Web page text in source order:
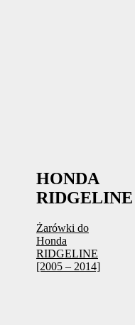
HONDA
RIDGELINE
Żarówki do
Honda
RIDGELINE
[2005 – 2014]